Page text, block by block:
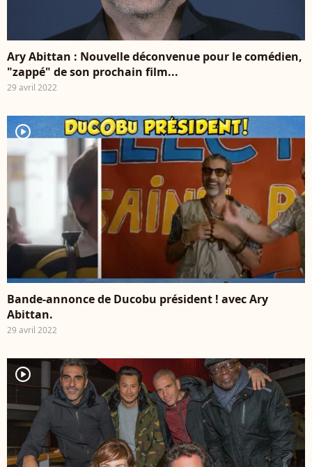
Ary Abittan : Nouvelle déconvenue pour le comédien,
"zappé" de son prochain film...
29 avril 2022
player2
Bande-annonce de Ducobu président ! avec Ary
Abittan.
29 avril 2022
player2